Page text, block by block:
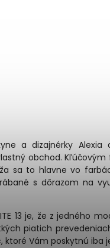
a dizajnérky
obchod.
sa to hlavne vo
s dôrazom na
13 je, že z jedného
piatich
Vám poskytnú iba